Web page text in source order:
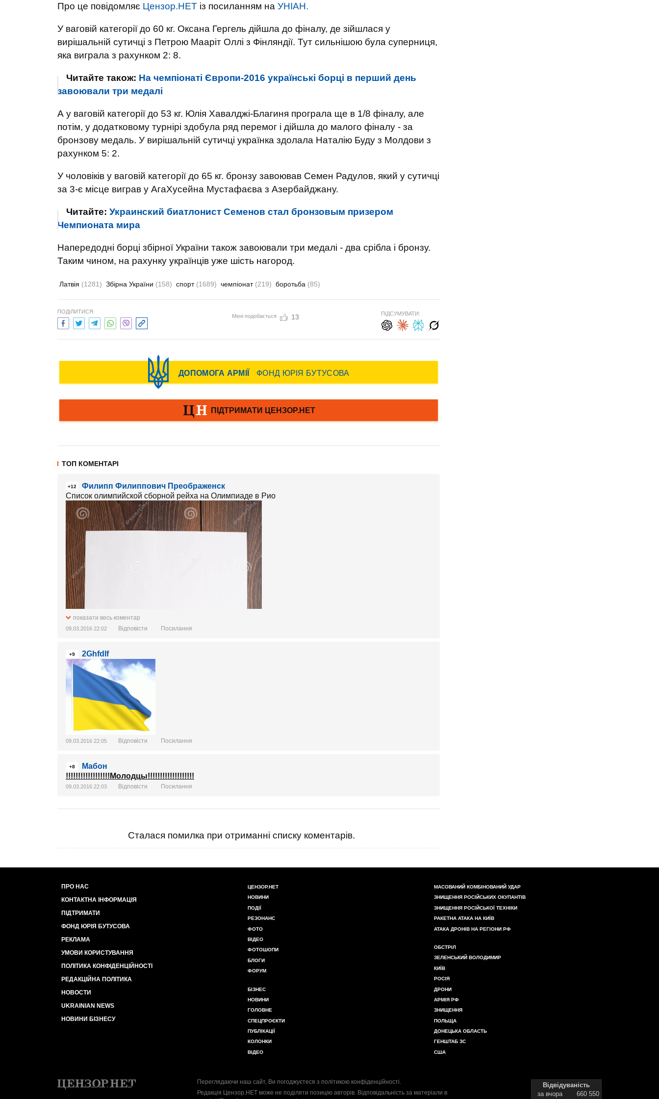
Про це повідомляє Цензор.НЕТ із посиланням на УНІАН.
У ваговій категорії до 60 кг. Оксана Гергель дійшла до фіналу, де зійшлася у
вирішальній сутичці з Петрою Мааріт Оллі з Фінляндії. Тут сильнішою була суперниця,
яка виграла з рахунком 2: 8.
Читайте також: На чемпіонаті Європи-2016 українські борці в перший день
завоювали три медалі
А у ваговій категорії до 53 кг. Юлія Хавалджі-Благиня програла ще в 1/8 фіналу, але
потім, у додатковому турнірі здобула ряд перемог і дійшла до малого фіналу - за
бронзову медаль. У вирішальній сутичці українка здолала Наталію Буду з Молдови з
рахунком 5: 2.
У чоловіків у ваговій категорії до 65 кг. бронзу завоював Семен Радулов, який у сутичці
за 3-є місце виграв у АгаХусейна Мустафаєва з Азербайджану.
Читайте: Украинский биатлонист Семенов стал бронзовым призером
Чемпионата мира
Напередодні борці збірної України також завоювали три медалі - два срібла і бронзу.
Таким чином, на рахунку українців уже шість нагород.
Латвія (1281) Збірна України (158) спорт (1689) чемпіонат (219) боротьба (85)
ПОДІЛИТИСЯ:
Мені подобається 13 ПІДСУМУВАТИ:
ТОП КОМЕНТАРІ
+12
Филипп Филиппович Преображенск
Список олимпийской сборной рейха на Олимпиаде в Рио
показати весь коментар
09.03.2016 22:02 Відповісти Посилання
+9 2Ghfdlf
09.03.2016 22:05 Відповісти Посилання
+8
Мабон
!!!!!!!!!!!!!!!!!!Молодцы!!!!!!!!!!!!!!!!!!!
09.03.2016 22:03 Відповісти Посилання
Сталася помилка при отриманні списку коментарів.
ПРО НАС
КОНТАКТНА ІНФОРМАЦІЯ
ПІДТРИМАТИ
ФОНД ЮРІЯ БУТУСОВА
РЕКЛАМА
УМОВИ КОРИСТУВАННЯ
ПОЛІТИКА КОНФІДЕНЦІЙНОСТІ
РЕДАКЦІЙНА ПОЛІТИКА
НОВОСТИ
UKRAINIAN NEWS
НОВИНИ БІЗНЕСУ
ЦЕНЗОР.НЕТ
НОВИНИ
ПОДІЇ
РЕЗОНАНС
ФОТО
ВІДЕО
ФОТОШОПИ
БЛОГИ
ФОРУМ
БІЗНЕС
НОВИНИ
ГОЛОВНЕ
СПЕЦПРОЄКТИ
ПУБЛІКАЦІЇ
КОЛОНКИ
ВІДЕО
МАСОВАНИЙ КОМБІНОВАНИЙ УДАР
ЗНИЩЕННЯ РОСІЙСЬКИХ ОКУПАНТІВ
ЗНИЩЕННЯ РОСІЙСЬКОЇ ТЕХНІКИ
РАКЕТНА АТАКА НА КИЇВ
АТАКА ДРОНІВ НА РЕГІОНИ РФ
ОБСТРІЛ
ЗЕЛЕНСЬКИЙ ВОЛОДИМИР
КИЇВ
РОСІЯ
ДРОНИ
АРМІЯ РФ
ЗНИЩЕННЯ
ПОЛЬЩА
ДОНЕЦЬКА ОБЛАСТЬ
ГЕНШТАБ ЗС
США
Переглядаючи наш сайт, Ви погоджуєтеся з політикою конфіденційності.
Редакція Цензор.НЕТ може не поділяти позицію авторів. Відповідальність за матеріали в
Відвідуваність
за вчора
660 550